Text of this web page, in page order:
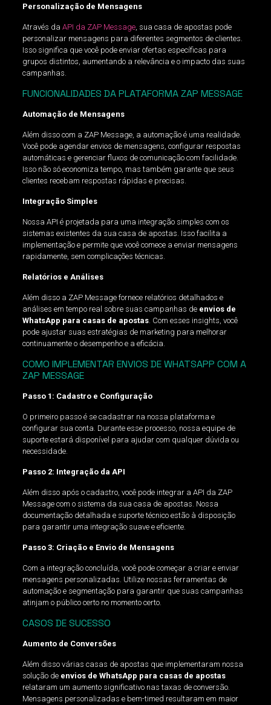
Personalização de Mensagens
Através da API da ZAP Message, sua casa de apostas pode
personalizar mensagens para diferentes segmentos de clientes.
Isso significa que você pode enviar ofertas específicas para
grupos distintos, aumentando a relevância e o impacto das suas
campanhas.
FUNCIONALIDADES DA PLATAFORMA ZAP MESSAGE
Automação de Mensagens
Além disso com a ZAP Message, a automação é uma realidade.
Você pode agendar envios de mensagens, configurar respostas
automáticas e gerenciar fluxos de comunicação com facilidade.
Isso não só economiza tempo, mas também garante que seus
clientes recebam respostas rápidas e precisas.
Integração Simples
Nossa API é projetada para uma integração simples com os
sistemas existentes da sua casa de apostas. Isso facilita a
implementação e permite que você comece a enviar mensagens
rapidamente, sem complicações técnicas.
Relatórios e Análises
Além disso a ZAP Message fornece relatórios detalhados e
análises em tempo real sobre suas campanhas de envios de
WhatsApp para casas de apostas. Com esses insights, você
pode ajustar suas estratégias de marketing para melhorar
continuamente o desempenho e a eficácia.
COMO IMPLEMENTAR ENVIOS DE WHATSAPP COM A
ZAP MESSAGE
Passo 1: Cadastro e Configuração
O primeiro passo é se cadastrar na nossa plataforma e
configurar sua conta. Durante esse processo, nossa equipe de
suporte estará disponível para ajudar com qualquer dúvida ou
necessidade.
Passo 2: Integração da API
Além disso após o cadastro, você pode integrar a API da ZAP
Message com o sistema da sua casa de apostas. Nossa
documentação detalhada e suporte técnico estão à disposição
para garantir uma integração suave e eficiente.
Passo 3: Criação e Envio de Mensagens
Com a integração concluída, você pode começar a criar e enviar
mensagens personalizadas. Utilize nossas ferramentas de
automação e segmentação para garantir que suas campanhas
atinjam o público certo no momento certo.
CASOS DE SUCESSO
Aumento de Conversões
Além disso várias casas de apostas que implementaram nossa
solução de envios de WhatsApp para casas de apostas
relataram um aumento significativo nas taxas de conversão.
Mensagens personalizadas e bem-timed resultaram em maior